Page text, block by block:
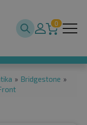
0
» Bridgestone »